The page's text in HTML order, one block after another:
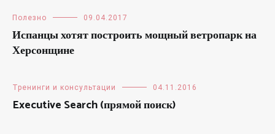
Полезно 09.04.2017
Испанцы хотят построить мощный ветропарк на
Херсонщине
Тренинги и консультации 04.11.2016
Executive Search (прямой поиск)